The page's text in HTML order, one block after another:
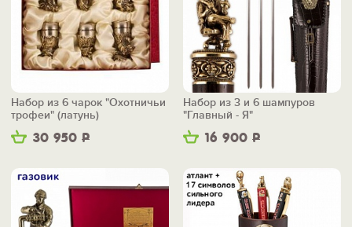
30 950 Р
Набор из 6 чарок "Охотничьи
трофеи" (латунь)
16 900 Р
Набор из 3 и 6 шампуров
"Главный - Я"